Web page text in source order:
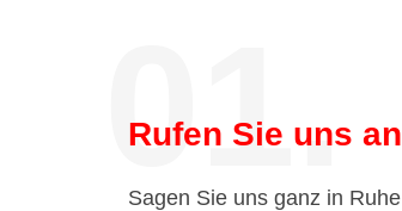
01.
Rufen Sie uns an
Sagen Sie uns ganz in Ruhe